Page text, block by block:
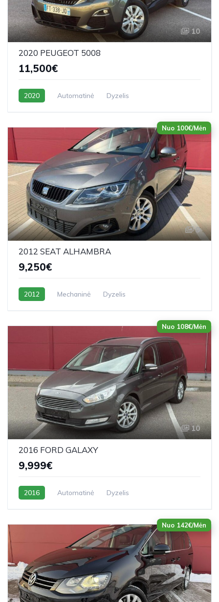
10
2020 PEUGEOT 5008
11,500€
2020 Automatinė Dyzelis
Nuo 100€/Mėn
9
2012 SEAT ALHAMBRA
9,250€
2012 Mechaninė Dyzelis
Nuo 108€/Mėn
10
2016 FORD GALAXY
9,999€
2016 Automatinė Dyzelis
Nuo 142€/Mėn